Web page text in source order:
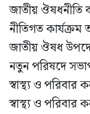
জাতীয় ঔষধনীতি
নীতিগত
জাতীয় ঔষধ
নতুন পরিষদে
স্বাস্থ্য ও পরিবার
স্বাস্থ্য ও পরিবার